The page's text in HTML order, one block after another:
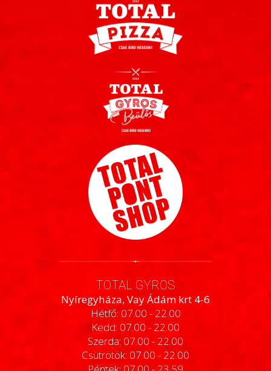
TOTAL GYROS
Nyíregyháza, Vay Ádám krt 4-6
Hétfő: 07.00 - 22.00
Kedd: 07.00 - 22.00
Szerda: 07.00 - 22.00
Csütrötök: 07.00 - 22.00